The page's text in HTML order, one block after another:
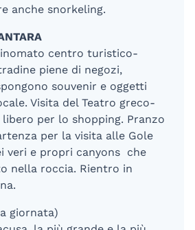
anche snorkeling.
centro turistico-
piene di negozi,
souvenir e oggetti
Visita del Teatro greco-
per lo shopping. Pranzo
per la visita alle Gole
veri e propri canyons che
nella roccia. Rientro in
giornata)